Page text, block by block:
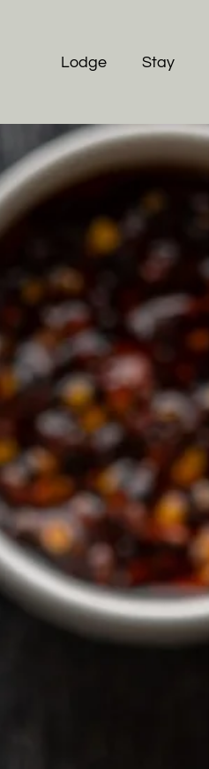
Lodge Stay